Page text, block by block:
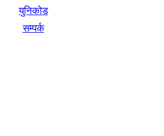
युनिकोड
सम्पर्क